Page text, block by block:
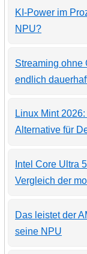
KI-Power im
NPU?
Streaming ohne
endlich
Linux Mint
Alternative für
Intel Core Ultra
Vergleich der
Das leistet der
seine NPU